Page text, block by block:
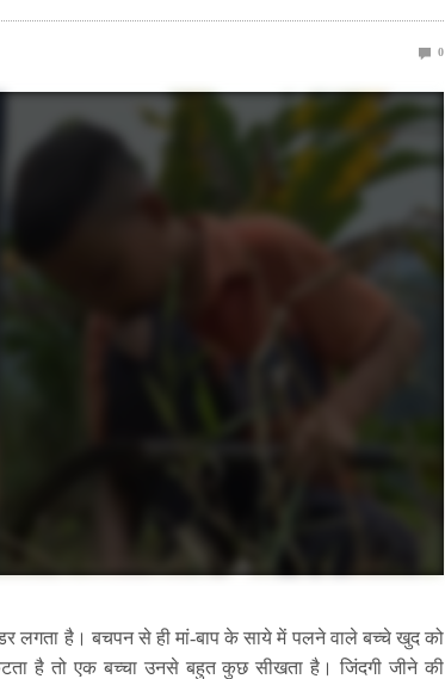
0
लगता है। बचपन से ही मां-बाप के साये में पलने वाले बच्चे खुद को
है तो एक बच्चा उनसे बहुत कुछ सीखता है। जिंदगी जीने की